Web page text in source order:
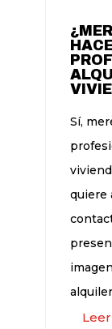
Sí,
quiere